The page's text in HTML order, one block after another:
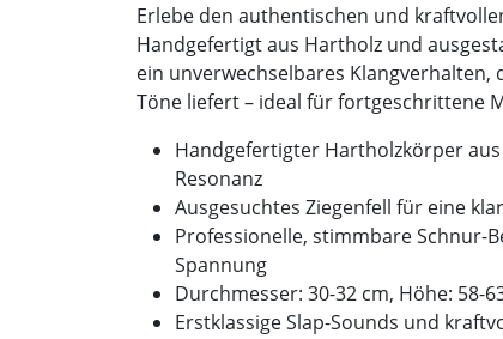
Erlebe den authentischen und
Handgefertigt aus Hartholz und
ein unverwechselbares Klangverhalten,
Töne liefert – ideal für fortgeschrittene
Handgefertigter Hartholzkörper
Resonanz
Ausgesuchtes Ziegenfell für eine
Professionelle, stimmbare Schnur-
Spannung
Durchmesser: 30-32 cm, Höhe: 58-
Erstklassige Slap-Sounds und